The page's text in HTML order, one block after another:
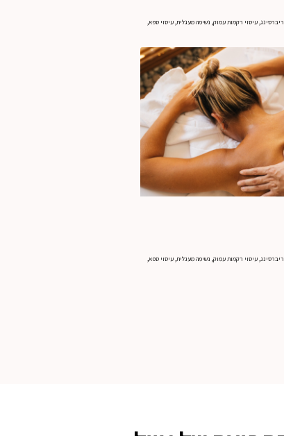
ריברסינג, עיסוי רקמות עמוק, נשימה מעגלית, עיסוי ספא,
הגדל תמונה
ריברסינג, עיסוי רקמות עמוק, נשימה מעגלית, עיסוי ספא,